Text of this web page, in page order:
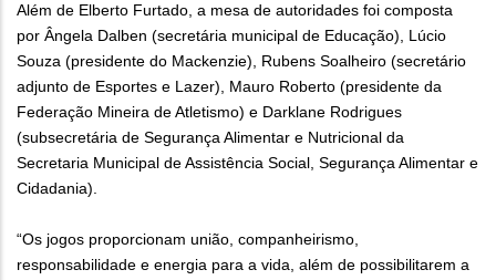
Além de Elberto Furtado, a mesa de autoridades foi composta
por Ângela Dalben (secretária municipal de Educação), Lúcio
Souza (presidente do Mackenzie), Rubens Soalheiro (secretário
adjunto de Esportes e Lazer), Mauro Roberto (presidente da
Federação Mineira de Atletismo) e Darklane Rodrigues
(subsecretária de Segurança Alimentar e Nutricional da
Secretaria Municipal de Assistência Social, Segurança Alimentar e
Cidadania).
“Os jogos proporcionam união, companheirismo,
responsabilidade e energia para a vida, além de possibilitarem a